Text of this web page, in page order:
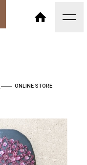
ONLINE STORE